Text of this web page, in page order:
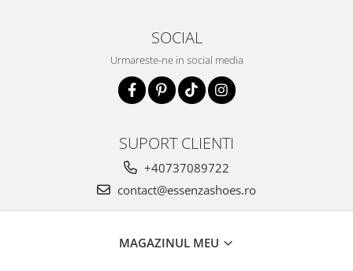
SOCIAL
Urmareste-ne in social media
SUPORT CLIENTI
+40737089722
contact@essenzashoes.ro
MAGAZINUL MEU